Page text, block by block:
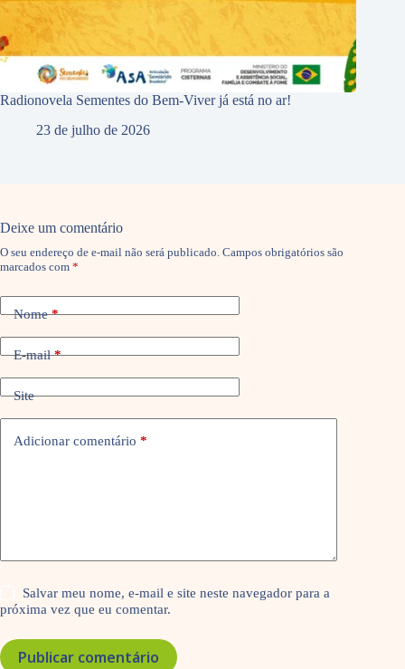
Radionovela Sementes do Bem-Viver já está no ar!
23 de julho de 2026
Deixe um comentário
O seu endereço de e-mail não será publicado. Campos obrigatórios são
marcados com *
Nome*
E-mail*
Site
Adicionar comentário *
Salvar meu nome, e-mail e site neste navegador para a
próxima vez que eu comentar.
Publicar comentário